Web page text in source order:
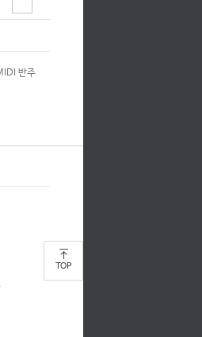
반주
TOP